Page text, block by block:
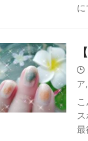
ア,
最